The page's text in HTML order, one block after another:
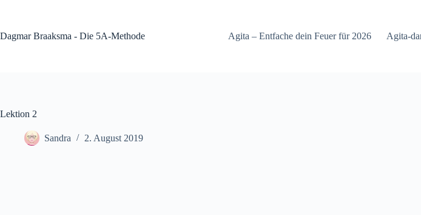
Dagmar Braaksma - Die 5A-Methode
Agita – Entfache dein Feuer für 2026 Agita-
Lektion 2
Sandra 2. August 2019